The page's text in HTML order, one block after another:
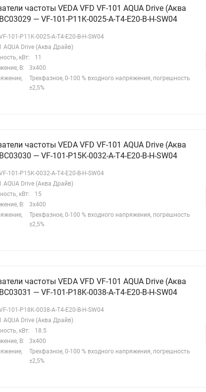
101 AQUA Drive (Аква Драйв)
длине моторного кабеля до
выходных параметров.
построении объектов с
в частности
энергетические
двигатель».
содержит
программирования и
русском языке
частоты VEDA VFD VF-101 AQUA Drive (Аква
— VF-101-P11K-0025-A-T4-E20-B-H-SW04
101-P11K-0025-A-T4-E20-B-H-SW04
AQUA Drive (Аква Драйв)
кВт:
11
В:
3х400
Трехфазное, 0-100 % входного напряжения, погрешность
±2,5%
частоты VEDA VFD VF-101 AQUA Drive (Аква
— VF-101-P15K-0032-A-T4-E20-B-H-SW04
101-P15K-0032-A-T4-E20-B-H-SW04
AQUA Drive (Аква Драйв)
кВт:
15
В:
3х400
Трехфазное, 0-100 % входного напряжения, погрешность
±2,5%
частоты VEDA VFD VF-101 AQUA Drive (Аква
— VF-101-P18K-0038-A-T4-E20-B-H-SW04
101-P18K-0038-A-T4-E20-B-H-SW04
AQUA Drive (Аква Драйв)
кВт:
18.5
В:
3х400
Трехфазное, 0-100 % входного напряжения, погрешность
±2,5%